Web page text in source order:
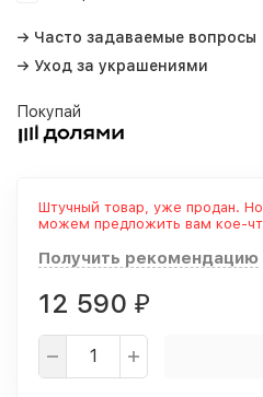
→ Часто задаваемые вопросы
→ Уход за украшениями
Покупай
Штучный товар, уже продан.
можем предложить вам кое-
Получить рекомендацию
12 590 ₽